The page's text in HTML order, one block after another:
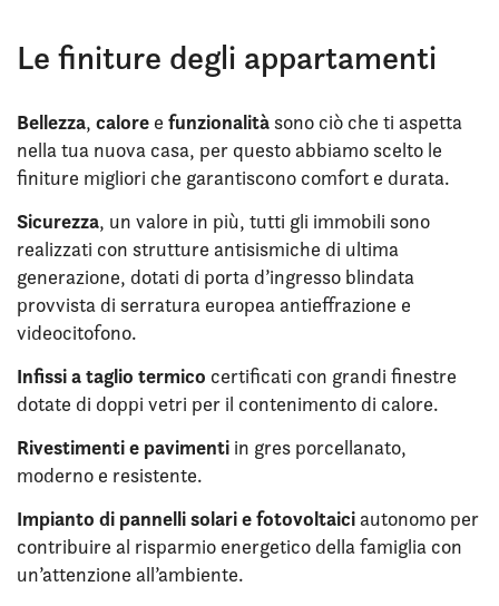
Le finiture degli appartamenti
Bellezza, calore e funzionalitàsono ciò che ti aspetta
nella tua nuova casa, per questo abbiamo scelto le
finiture migliori che garantiscono comfort e durata.
Sicurezza, un valore in più, tutti gli immobili sono
realizzati con strutture antisismiche di ultima
generazione, dotati di porta d’ingresso blindata
provvista di serratura europea antieffrazione e
videocitofono.
Infissi a taglio termico certificati con grandi finestre
dotate di doppi vetri per il contenimento di calore.
Rivestimenti e pavimenti in gres porcellanato,
moderno e resistente.
Impianto di pannelli solari e fotovoltaiciautonomo per
contribuire al risparmio energetico della famiglia con
un’attenzione all’ambiente.